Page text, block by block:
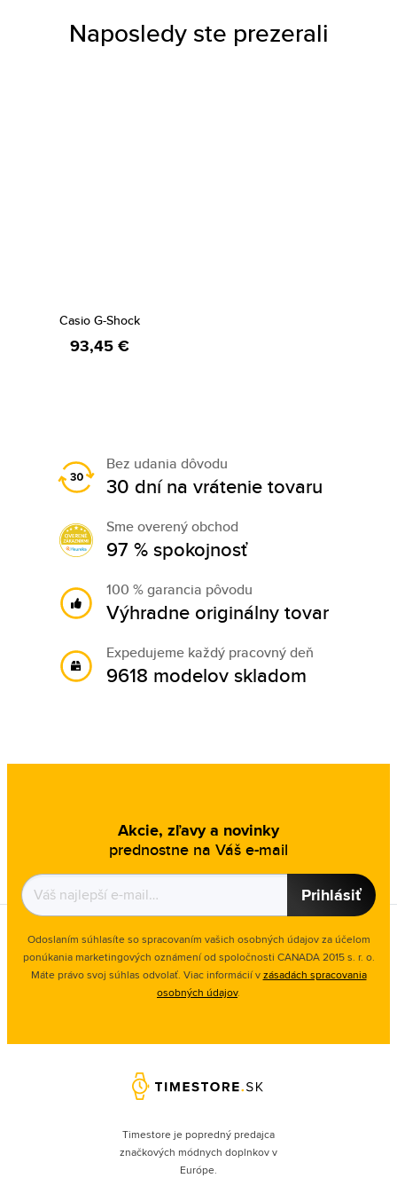
Naposledy ste prezerali
Casio G-Shock
93,45 €
Bez udania dôvodu
30 dní na vrátenie tovaru
Sme overený obchod
97 % spokojnosť
100 % garancia pôvodu
Výhradne originálny tovar
Expedujeme každý pracovný deň
9618 modelov skladom
Akcie, zľavy a novinky
prednostne na Váš e-mail
Prihlásiť
Odoslaním súhlasíte so spracovaním vašich osobných údajov za účelom
ponúkania marketingových oznámení od spoločnosti CANADA 2015 s. r. o.
Máte právo svoj súhlas odvolať. Viac informácií vzásadách spracovania
osobných údajov.
Timestore je popredný predajca
značkových módnych doplnkov v
Európe.